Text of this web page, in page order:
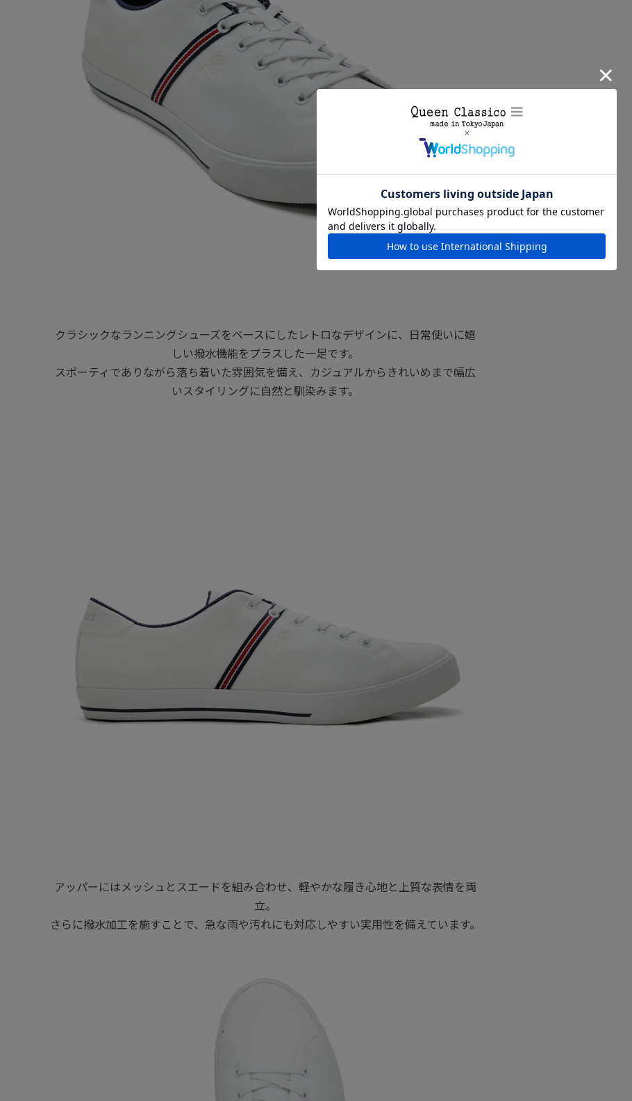
クラシックなランニングシューズをベースにしたレトロなデザインに、日常使いに嬉
しい撥水機能をプラスした一足です。
スポーティでありながら落ち着いた雰囲気を備え、カジュアルからきれいめまで幅広
いスタイリングに自然と馴染みます。
アッパーにはメッシュとスエードを組み合わせ、軽やかな履き心地と上質な表情を両
立。
さらに撥水加工を施すことで、急な雨や汚れにも対応しやすい実用性を備えています。